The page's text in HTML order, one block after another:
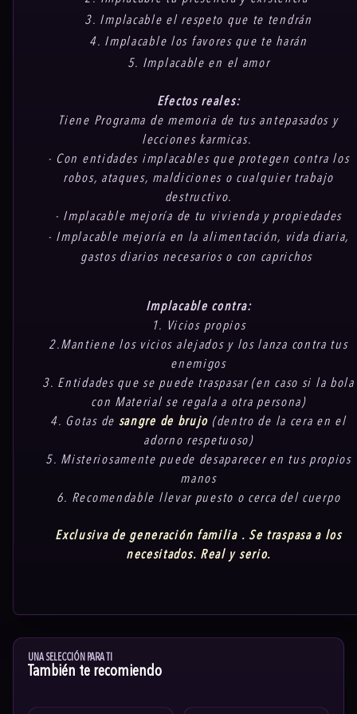
3. Implacable el respeto que te tendrán
4. Implacable los favores que te harán
5. Implacable en el amor
Efectos reales:
Tiene Programa de memoria de tus antepasados y
lecciones karmicas.
- Con entidades implacables que protegen contra los
robos, ataques, maldiciones o cualquier trabajo
destructivo.
- Implacable mejoría de tu vivienda y propiedades
- Implacable mejoría en la alimentación, vida diaria,
gastos diarios necesarios o con caprichos
Implacable contra:
1. Vicios propios
2.Mantiene los vicios alejados y los lanza contra tus
enemigos
3. Entidades que se puede traspasar (en caso si la bola
con Material se regala a otra persona)
4. Gotas de sangre de brujo (dentro de la cera en el
adorno respetuoso)
5. Misteriosamente puede desaparecer en tus propios
manos
6. Recomendable llevar puesto o cerca del cuerpo
Exclusiva de generación familia . Se traspasa a los
necesitados. Real y serio.
UNA SELECCIÓN PARA TI
También te recomiendo